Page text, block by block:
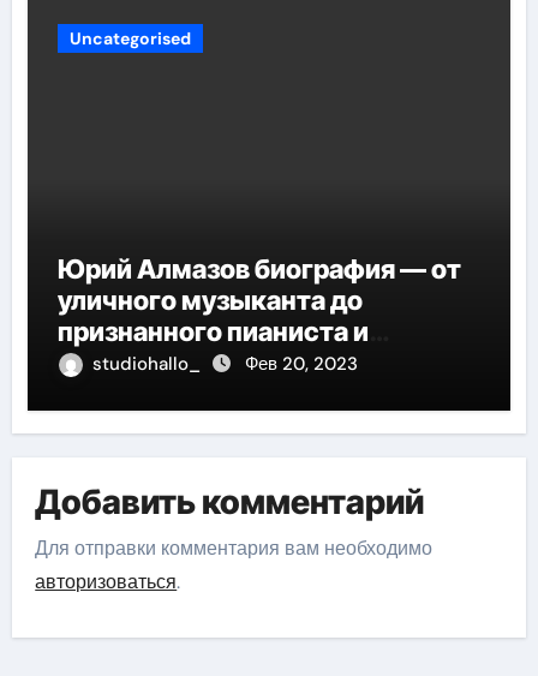
Uncategorised
Юрий Алмазов биография — от
уличного музыканта до
признанного пианиста и
композитора
studiohallo_ Фев 20, 2023
Добавить комментарий
Для отправки комментария вам необходимо
авторизоваться.